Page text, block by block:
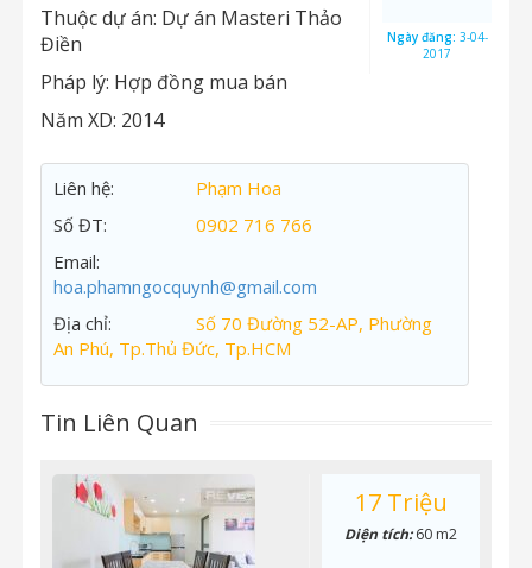
Thuộc dự án: Dự án Masteri Thảo
Điền
Pháp lý: Hợp đồng mua bán
Năm XD: 2014
Ngày đăng: 3-04-
2017
Liên hệ:
Phạm Hoa
Số ĐT:
0902 716 766
Email:
hoa.phamngocquynh@gmail.com
Địa chỉ:
Số 70 Đường 52-AP, Phường
An Phú, Tp.Thủ Đức, Tp.HCM
Tin Liên Quan
17 Triệu
Diện tích:60 m2